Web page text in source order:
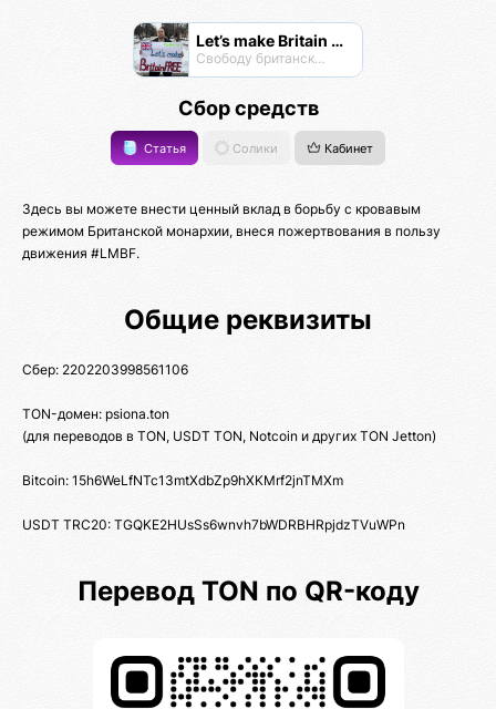
Let’s make Britain FREE!
Свободу британскому народу! #letsmakebritainfree #lmbf
Сбор средств
Статья Солики Кабинет
Здесь вы можете внести ценный вклад в борьбу с кровавым
режимом Британской монархии, внеся пожертвования в пользу
движения #LMBF.
Общие реквизиты
Сбер: 2202203998561106
TON-домен: psiona.ton
(для переводов в TON, USDT TON, Notcoin и других TON Jetton)
Bitcoin: 15h6WeLfNTc13mtXdbZp9hXKMrf2jnTMXm
USDT TRC20: TGQKE2HUsSs6wnvh7bWDRBHRpjdzTVuWPn
Перевод TON по QR-коду